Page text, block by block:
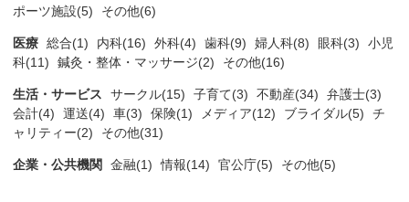
ポーツ施設(5)
その他(6)
医療 総合(1) 内科(16) 外科(4) 歯科(9) 婦人科(8) 眼科(3)
小児
科(11)
鍼灸・整体・マッサージ(2) その他(16)
生活・サービス サークル(15) 子育て(3) 不動産(34)
弁護士(3)
会計(4)
運送(4) 車(3) 保険(1) メディア(12) ブライダル(5)
チ
ャリティー(2)
その他(31)
企業・公共機関 金融(1) 情報(14) 官公庁(5) その他(5)